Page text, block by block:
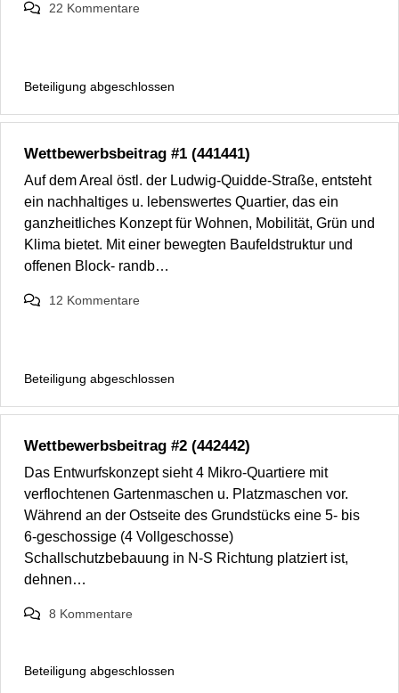
22 Kommentare
Beteiligung abgeschlossen
Wettbewerbsbeitrag #1 (441441)
Auf dem Areal östl. der Ludwig-Quidde-Straße, entsteht
ein nachhaltiges u. lebenswertes Quartier, das ein
ganzheitliches Konzept für Wohnen, Mobilität, Grün und
Klima bietet. Mit einer bewegten Baufeldstruktur und
offenen Block- randb…
12 Kommentare
Beteiligung abgeschlossen
Wettbewerbsbeitrag #2 (442442)
Das Entwurfskonzept sieht 4 Mikro-Quartiere mit
verflochtenen Gartenmaschen u. Platzmaschen vor.
Während an der Ostseite des Grundstücks eine 5- bis
6-geschossige (4 Vollgeschosse)
Schallschutzbebauung in N-S Richtung platziert ist,
dehnen…
8 Kommentare
Beteiligung abgeschlossen